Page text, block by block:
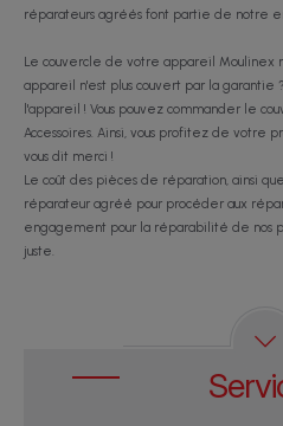
réparateurs agréés font partie de notre
Le couvercle de votre appareil Moulinex
appareil n'est plus couvert par la garantie
l'appareil ! Vous pouvez commander le
Accessoires. Ainsi, vous profitez de votre
vous dit merci !
Le coût des pièces de réparation, ainsi
réparateur agréé pour procéder aux
engagement pour la réparabilité de nos
juste.